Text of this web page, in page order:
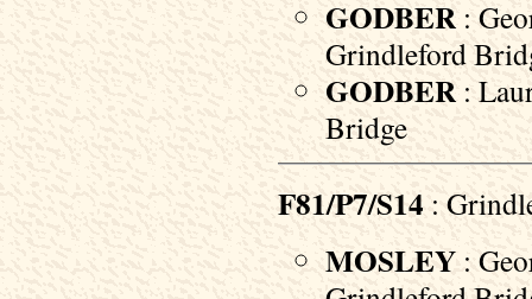
GODBER :
Grindleford
GODBER :
Bridge
F81/P7/S14 :
MOSLEY :